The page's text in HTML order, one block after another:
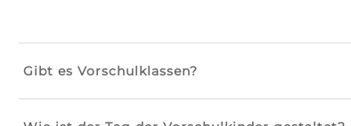
Gibt es Vorschulklassen?